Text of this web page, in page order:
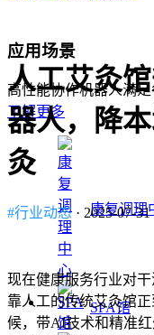
应用场景
高性能协作机器人满
了解更多
康复调理
SPA馆
人工艾灸
器人，降
灸
#行业动态 · 2025-07-31
现在健康服务行业对
靠人工的传统艾灸馆
候，带AI技术和精准